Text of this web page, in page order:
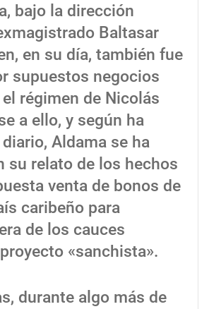
bajo la dirección
Baltasar
en su día, también fue
supuestos negocios
régimen de Nicolás
a ello, y según ha
Aldama se ha
su relato de los hechos
venta de bonos de
caribeño para
de los cauces
«sanchista».
durante algo más de